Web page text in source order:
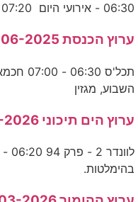
06:30 - אירועי היום 07:20 - יום 08:10 - גיבור היום 09:00 -
ערוץ הכנסת 27-06-2025
תכל'ס
השבוע, מגזין
ערוץ הים תיכוני 11-07-2026
בהימלטות.